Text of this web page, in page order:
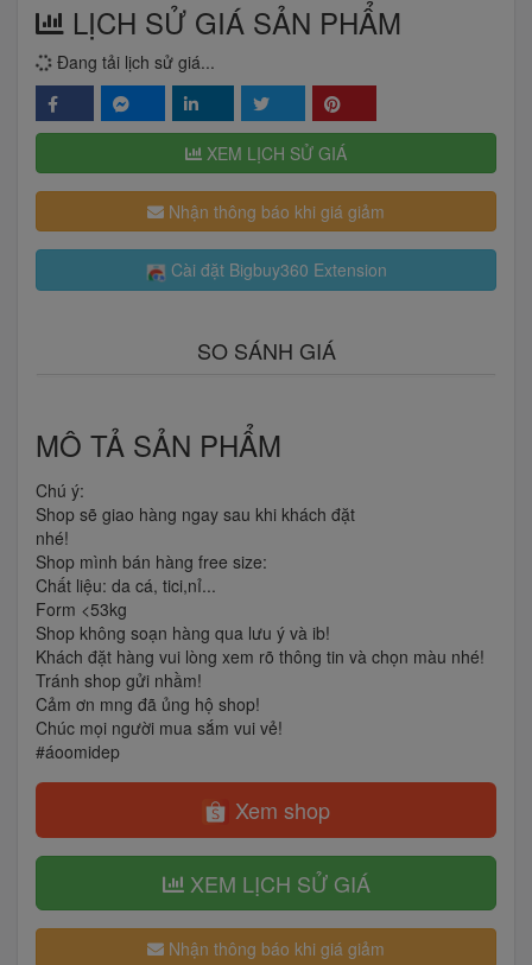
LỊCH SỬ GIÁ SẢN PHẨM
Đang tải lịch sử giá...
XEM LỊCH SỬ GIÁ
Nhận thông báo khi giá giảm
Cài đặt Bigbuy360 Extension
SO SÁNH GIÁ
MÔ TẢ SẢN PHẨM
Chú ý:
Shop sẽ giao hàng ngay sau khi khách đặt
nhé!
Shop mình bán hàng free size:
Chất liệu: da cá, tici,nỉ...
Form <53kg
Shop không soạn hàng qua lưu ý và ib!
Khách đặt hàng vui lòng xem rõ thông tin và chọn màu nhé!
Tránh shop gửi nhầm!
Cảm ơn mng đã ủng hộ shop!
Chúc mọi người mua sắm vui vẻ!
#áoomidep
Xem shop
XEM LỊCH SỬ GIÁ
Nhận thông báo khi giá giảm